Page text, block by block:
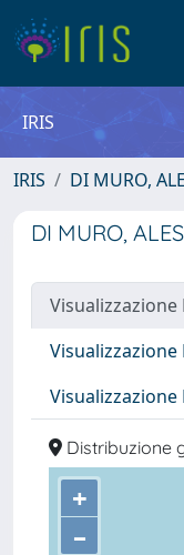
IRIS
IRIS DI MURO,
DI MURO,
Visualizzazione
Distribuzione
+
–